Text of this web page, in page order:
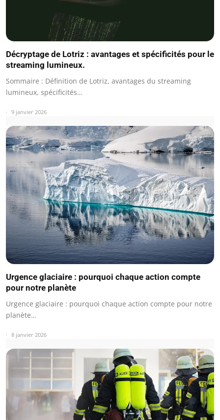
Décryptage de Lotriz : avantages et spécificités pour le
streaming lumineux.
Sommaire : Définition de Lotriz, avantages du streaming
lumineux, spécificités…
9 janvier 2026
Urgence glaciaire : pourquoi chaque action compte
pour notre planète
Urgence glaciaire : pourquoi chaque action compte pour notre
planète…
8 janvier 2026